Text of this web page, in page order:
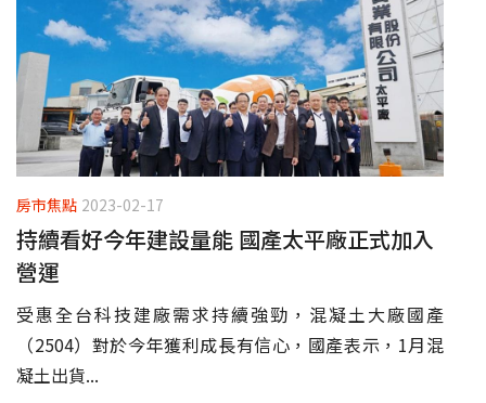
房市焦點 2023-02-17
持續看好今年建設量能 國產太平廠正式加入
營運
受惠全台科技建廠需求持續強勁，混凝土大廠國產
（2504）對於今年獲利成長有信心，國產表示，1月混
凝土出貨...